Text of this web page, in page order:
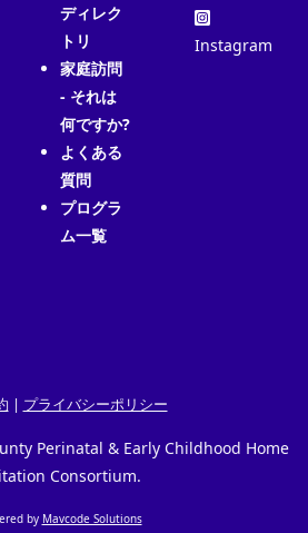
ディレク
トリ
家庭訪問
- それは
何ですか?
よくある
質問
プログラ
ム一覧
Instagram
| プライバシーポリシー
Perinatal & Early Childhood Home
Consortium.
by Mavcode Solutions